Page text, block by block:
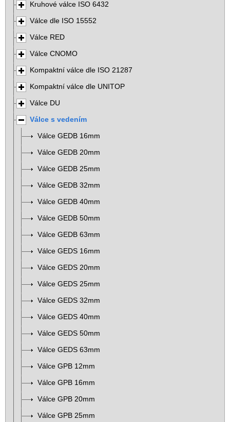
Kruhové válce ISO 6432
Válce dle ISO 15552
Válce RED
Válce CNOMO
Kompaktní válce dle ISO 21287
Kompaktní válce dle UNITOP
Válce DU
Válce s vedením
Válce GEDB 16mm
Válce GEDB 20mm
Válce GEDB 25mm
Válce GEDB 32mm
Válce GEDB 40mm
Válce GEDB 50mm
Válce GEDB 63mm
Válce GEDS 16mm
Válce GEDS 20mm
Válce GEDS 25mm
Válce GEDS 32mm
Válce GEDS 40mm
Válce GEDS 50mm
Válce GEDS 63mm
Válce GPB 12mm
Válce GPB 16mm
Válce GPB 20mm
Válce GPB 25mm